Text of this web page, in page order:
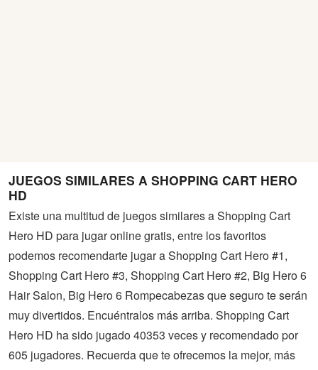
JUEGOS SIMILARES A SHOPPING CART HERO
HD
Existe una multitud de juegos similares a Shopping Cart
Hero HD para jugar online gratis, entre los favoritos
podemos recomendarte jugar a Shopping Cart Hero #1,
Shopping Cart Hero #3, Shopping Cart Hero #2, Big Hero 6
Hair Salon, Big Hero 6 Rompecabezas que seguro te serán
muy divertidos. Encuéntralos más arriba. Shopping Cart
Hero HD ha sido jugado 40353 veces y recomendado por
605 jugadores. Recuerda que te ofrecemos la mejor, más